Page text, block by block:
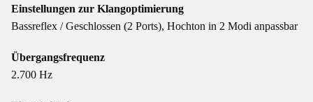
Einstellungen zur Klangoptimierung
Bassreflex / Geschlossen (2 Ports), Hochton in 2 Modi anpassbar
Übergangsfrequenz
2.700 Hz